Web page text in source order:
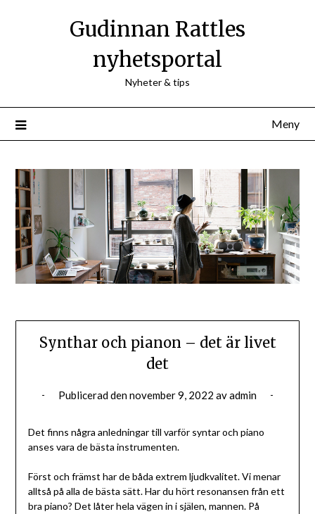
Gudinnan Rattles
nyhetsportal
Nyheter & tips
Meny
Synthar och pianon – det är livet
det
Publicerad dennovember 9, 2022 avadmin
Det finns några anledningar till varför syntar och piano
anses vara de bästa instrumenten.
Först och främst har de båda extrem ljudkvalitet. Vi menar
alltså på alla de bästa sätt. Har du hört resonansen från ett
bra piano? Det låter hela vägen in i själen, mannen. På